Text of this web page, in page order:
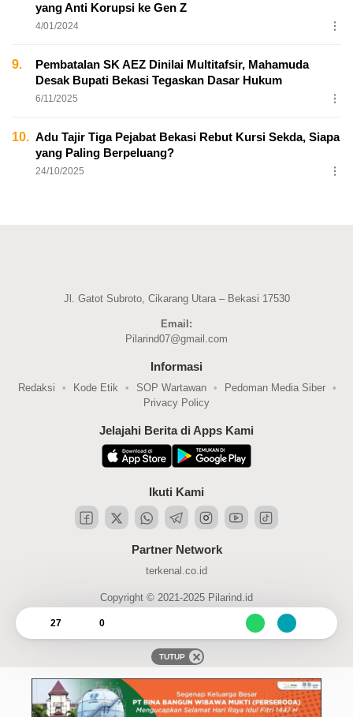
yang Anti Korupsi ke Gen Z
4/01/2024
9.
Pembatalan SK AEZ Dinilai Multitafsir, Mahamuda
Desak Bupati Bekasi Tegaskan Dasar Hukum
6/11/2025
10. Adu Tajir Tiga Pejabat Bekasi Rebut Kursi Sekda, Siapa
yang Paling Berpeluang?
24/10/2025
Jl. Gatot Subroto, Cikarang Utara – Bekasi 17530
Email:
Pilarind07@gmail.com
Informasi
Redaksi Kode Etik SOP Wartawan
Pedoman Media Siber
Privacy Policy
Jelajahi Berita di Apps Kami
Ikuti Kami
Partner Network
terkenal.co.id
Copyright © 2021-2025 Pilarind.id
27 0
TUTUP